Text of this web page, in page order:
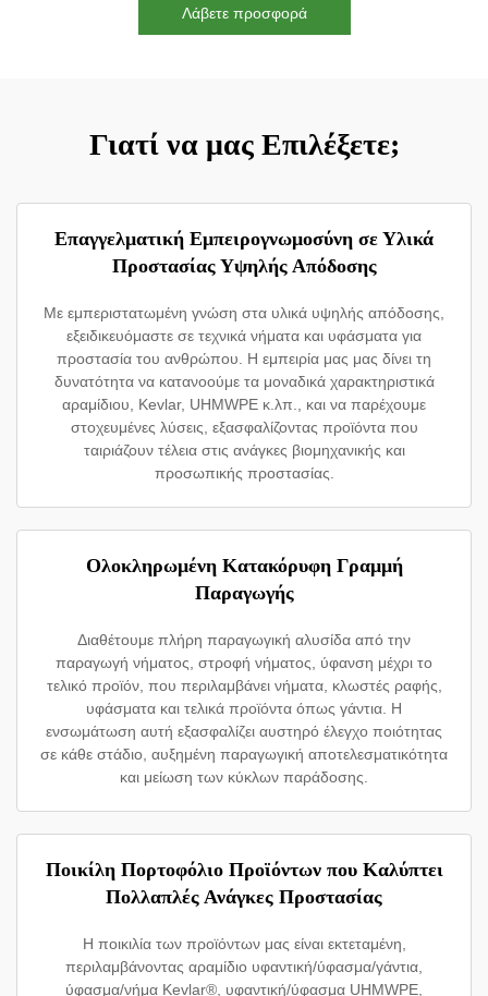
Λάβετε προσφορά
Γιατί να μας Επιλέξετε;
Επαγγελματική Εμπειρογνωμοσύνη σε Υλικά
Προστασίας Υψηλής Απόδοσης
Με εμπεριστατωμένη γνώση στα υλικά υψηλής απόδοσης,
εξειδικευόμαστε σε τεχνικά νήματα και υφάσματα για
προστασία του ανθρώπου. Η εμπειρία μας μας δίνει τη
δυνατότητα να κατανοούμε τα μοναδικά χαρακτηριστικά
αραμίδιου, Kevlar, UHMWPE κ.λπ., και να παρέχουμε
στοχευμένες λύσεις, εξασφαλίζοντας προϊόντα που
ταιριάζουν τέλεια στις ανάγκες βιομηχανικής και
προσωπικής προστασίας.
Ολοκληρωμένη Κατακόρυφη Γραμμή
Παραγωγής
Διαθέτουμε πλήρη παραγωγική αλυσίδα από την
παραγωγή νήματος, στροφή νήματος, ύφανση μέχρι το
τελικό προϊόν, που περιλαμβάνει νήματα, κλωστές ραφής,
υφάσματα και τελικά προϊόντα όπως γάντια. Η
ενσωμάτωση αυτή εξασφαλίζει αυστηρό έλεγχο ποιότητας
σε κάθε στάδιο, αυξημένη παραγωγική αποτελεσματικότητα
και μείωση των κύκλων παράδοσης.
Ποικίλη Πορτοφόλιο Προϊόντων που Καλύπτει
Πολλαπλές Ανάγκες Προστασίας
Η ποικιλία των προϊόντων μας είναι εκτεταμένη,
περιλαμβάνοντας αραμίδιο υφαντική/ύφασμα/γάντια,
ύφασμα/νήμα Kevlar®, υφαντική/ύφασμα UHMWPE,